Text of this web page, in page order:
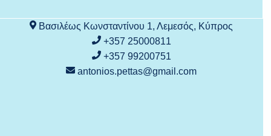
Βασιλέως Κωνσταντίνου 1, Λεμεσός, Κύπρος
+357 25000811
+357 99200751
antonios.pettas@gmail.com